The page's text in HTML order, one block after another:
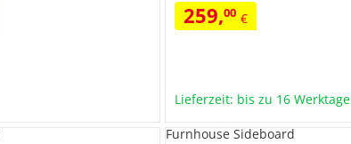
259,00 €
Lieferzeit: bis zu 16 Werktage
Furnhouse Sideboard